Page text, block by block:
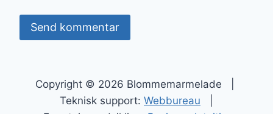
Copyright © 2026 Blommemarmelade |
Teknisk support: Webbureau